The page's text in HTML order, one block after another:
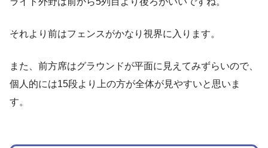
それより前はフェンスがかなり視界に入ります。
また、前方席はグラウンドが平面に見えてみずらいので、
個人的には15段より上の方が全体が見やすいと思いま
す。